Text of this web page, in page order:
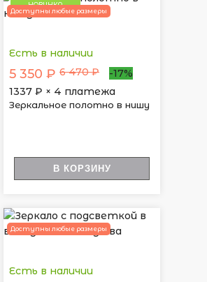
НОВИНКА
Доступны любые размеры
Есть в наличии
5 350 ₽ 6 470 ₽
-17%
1337 ₽ × 4 платежа
Зеркальное полотно в нишу
В КОРЗИНУ
Доступны любые размеры
Есть в наличии